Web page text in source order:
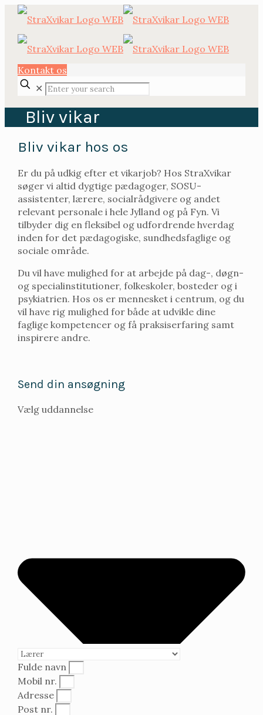
Kontakt os
✕
Bliv vikar
Bliv vikar hos os
Er du på udkig efter et vikarjob? Hos StraXvikar
søger vi altid dygtige pædagoger, SOSU-
assistenter, lærere, socialrådgivere og andet
relevant personale i hele Jylland og på Fyn. Vi
tilbyder dig en fleksibel og udfordrende hverdag
inden for det pædagogiske, sundhedsfaglige og
sociale område.
Du vil have mulighed for at arbejde på dag-, døgn-
og specialinstitutioner, folkeskoler, bosteder og i
psykiatrien. Hos os er mennesket i centrum, og du
vil have rig mulighed for både at udvikle dine
faglige kompetencer og få praksiserfaring samt
inspirere andre.
Send din ansøgning
Vælg uddannelse
Fulde navn
Mobil nr.
Adresse
Post nr.